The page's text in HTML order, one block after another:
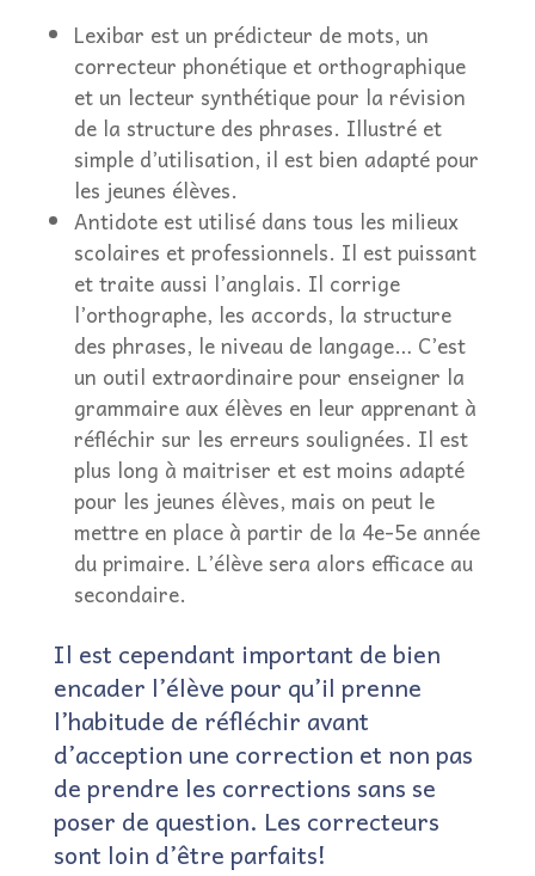
Lexibar est un prédicteur de mots, un
correcteur phonétique et orthographique
et un lecteur synthétique pour la révision
de la structure des phrases. Illustré et
simple d’utilisation, il est bien adapté pour
les jeunes élèves.
Antidote est utilisé dans tous les milieux
scolaires et professionnels. Il est puissant
et traite aussi l’anglais. Il corrige
l’orthographe, les accords, la structure
des phrases, le niveau de langage… C’est
un outil extraordinaire pour enseigner la
grammaire aux élèves en leur apprenant à
réfléchir sur les erreurs soulignées. Il est
plus long à maitriser et est moins adapté
pour les jeunes élèves, mais on peut le
mettre en place à partir de la 4e-5e année
du primaire. L’élève sera alors efficace au
secondaire.
Il est cependant important de bien
encader l’élève pour qu’il prenne
l’habitude de réfléchir avant
d’acception une correction et non pas
de prendre les corrections sans se
poser de question. Les correcteurs
sont loin d’être parfaits!